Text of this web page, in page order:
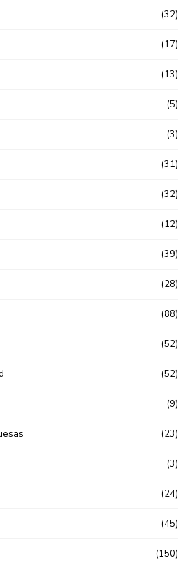
(32)
(17)
(13)
(5)
(3)
(31)
(32)
(12)
(39)
(28)
(88)
(52)
(52)
(9)
(23)
(3)
(24)
(45)
(150)